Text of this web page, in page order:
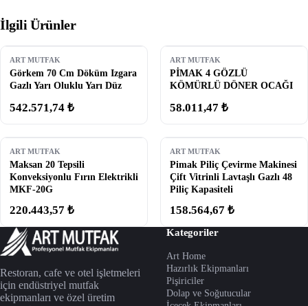
İlgili Ürünler
ART MUTFAK
Görkem 70 Cm Döküm Izgara
Gazlı Yarı Oluklu Yarı Düz
542.571,74 ₺
ART MUTFAK
PİMAK 4 GÖZLÜ
KÖMÜRLÜ DÖNER OCAĞI
58.011,47 ₺
ART MUTFAK
Maksan 20 Tepsili
Konveksiyonlu Fırın Elektrikli
MKF-20G
220.443,57 ₺
ART MUTFAK
Pimak Piliç Çevirme Makinesi
Çift Vitrinli Lavtaşlı Gazlı 48
Piliç Kapasiteli
158.564,67 ₺
Restoran, cafe ve otel işletmeleri
için endüstriyel mutfak
ekipmanları ve özel üretim
Kategoriler
Art Home
Hazırlık Ekipmanları
Pişiriciler
Dolap ve Soğutucular